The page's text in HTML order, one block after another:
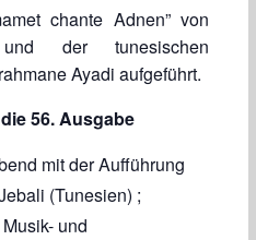
chante Adnen” von
der tunesischen
Ayadi aufgeführt.
56. Ausgabe
mit der Aufführung
(Tunesien) ;
und